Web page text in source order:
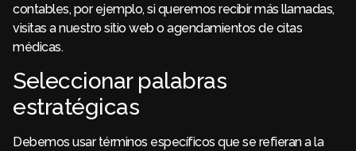
contables, por ejemplo, si queremos recibir más llamadas,
visitas a nuestro sitio web o agendamientos de citas
médicas.
Seleccionar palabras
estratégicas
Debemos usar términos específicos que se refieran a la